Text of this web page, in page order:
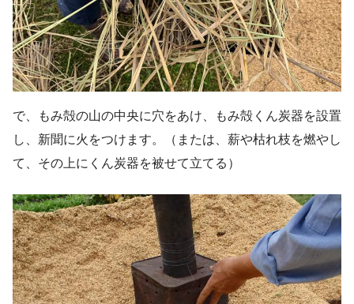
で、もみ殻の山の中央に穴をあけ、もみ殻くん炭器を設置
し、新聞に火をつけます。（または、薪や枯れ枝を燃やし
て、その上にくん炭器を被せて立てる）